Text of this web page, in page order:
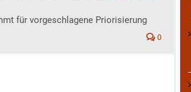
für vorgeschlagene Priorisierung
0